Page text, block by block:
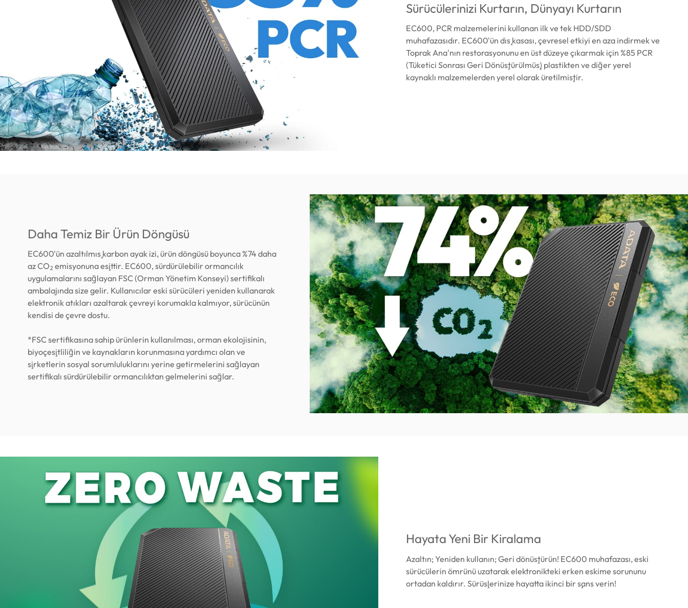
Sürücülerinizi Kurtarın, Dünyayı Kurtarın
EC600, PCR malzemelerini kullanan ilk ve tek HDD/SDD
muhafazasıdır. EC600'ün dış kasası, çevresel etkiyi en aza indirmek ve
Toprak Ana'nın restorasyonunu en üst düzeye çıkarmak için %85 PCR
(Tüketici Sonrası Geri Dönüştürülmüş) plastikten ve diğer yerel
kaynaklı malzemelerden yerel olarak üretilmiştir.
Daha Temiz Bir Ürün Döngüsü
EC600'ün azaltılmış karbon ayak izi, ürün döngüsü boyunca %74 daha
az CO₂ emisyonuna eşittir. EC600, sürdürülebilir ormancılık
uygulamalarını sağlayan FSC (Orman Yönetim Konseyi) sertifikalı
ambalajında ​​size gelir. Kullanıcılar eski sürücüleri yeniden kullanarak
elektronik atıkları azaltarak çevreyi korumakla kalmıyor, sürücünün
kendisi de çevre dostu.
*FSC sertifikasına sahip ürünlerin kullanılması, orman ekolojisinin,
biyoçeşitliliğin ve kaynakların korunmasına yardımcı olan ve
şirketlerin sosyal sorumluluklarını yerine getirmelerini sağlayan
sertifikalı sürdürülebilir ormancılıktan gelmelerini sağlar.
Hayata Yeni Bir Kiralama
Azaltın; Yeniden kullanın; Geri dönüştürün! EC600 muhafazası, eski
sürücülerin ömrünü uzatarak elektronikteki erken eskime sorununu
ortadan kaldırır. Sürüşlerinize hayatta ikinci bir şans verin!